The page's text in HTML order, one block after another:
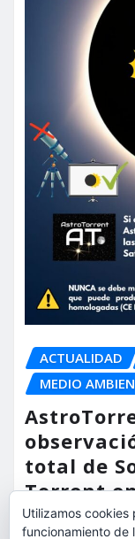
ACTUALIDAD
MEDIO
total de
Torrent
las vías
Utilizamos
funcionamiento de